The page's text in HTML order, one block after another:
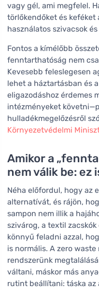
vagy gél, ami megfelel.
törlőkendőket és keféket
használatos szivacsok
Fontos a kímélőbb
fenntarthatóság nem
Kevesebb feleslegesen
lehet a háztartásban és
eligazodáshoz érdemes
intézményeket
hulladékmegelőzésről
Környezetvédelmi
Amikor a
nem válik be: ez
Néha előfordul, hogy az
alternatívát, és rájön,
sampon nem illik a
szivárog, a textil
könnyű feladni azzal,
is normális. A zero
rendszerünk
váltani, máskor más
rutint beállítani: táska az